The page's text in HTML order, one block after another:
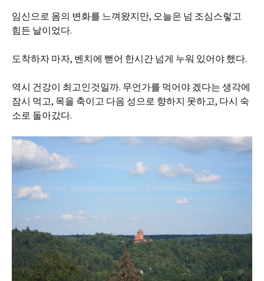
임신으로 몸의 변화를 느껴왔지만, 오늘은 넘 조심스렇고
힘든 날이었다.
도착하자 마자, 벤치에 뻗어 한시간 넘게 누워 있어야 했다.
역시 건강이 최고인것일까. 무언가를 먹어야 겠다는 생각에
잠시 먹고, 목을 축이고 다음 성으로 향하지 못하고, 다시 숙
소로 돌아갔다.